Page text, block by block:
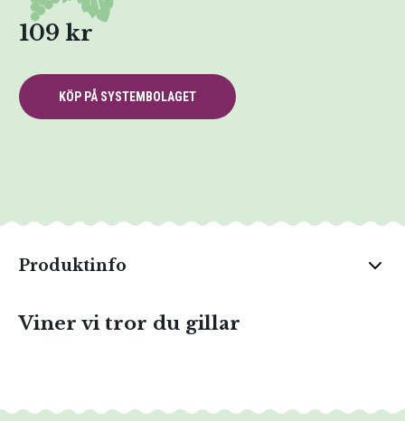
109 kr
KÖP PÅ SYSTEMBOLAGET
Produktinfo
Viner vi tror du gillar